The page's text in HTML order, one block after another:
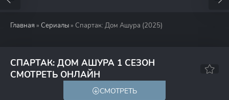
Главная » Сериалы » Спартак: Дом Ашура (2025)
СПАРТАК: ДОМ АШУРА 1 СЕЗОН
СМОТРЕТЬ ОНЛАЙН
6.9
СМОТРЕТЬ